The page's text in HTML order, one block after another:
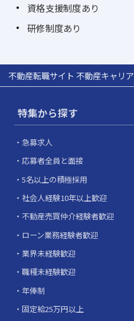
資格支援制度あり
研修制度あり
不動産転職サイト 不動産キャリア
特集から探す
急募求人
応募者全員と面接
5名以上の積極採用
社会人経験10年以上歓迎
不動産売買仲介経験者歓迎
ローン業務経験者歓迎
業界未経験歓迎
職種未経験歓迎
年俸制
固定給25万円以上